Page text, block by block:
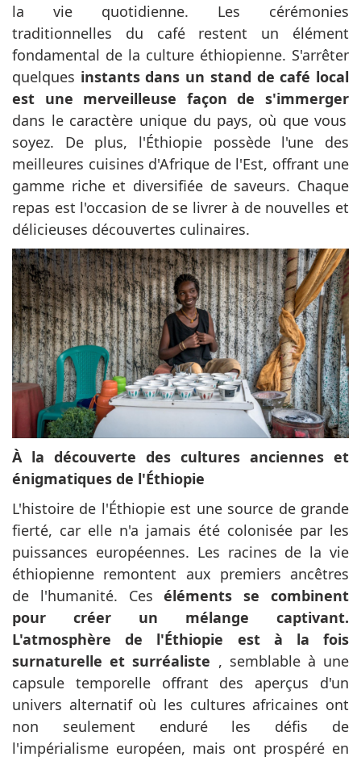
la vie quotidienne. Les cérémonies
traditionnelles du café restent un élément
fondamental de la culture éthiopienne. S'arrêter
quelques instants dans un stand de café local
est une merveilleuse façon de s'immerger
dans le caractère unique du pays, où que vous
soyez. De plus, l'Éthiopie possède l'une des
meilleures cuisines d'Afrique de l'Est, offrant une
gamme riche et diversifiée de saveurs. Chaque
repas est l'occasion de se livrer à de nouvelles et
délicieuses découvertes culinaires.
À la découverte des cultures anciennes et
énigmatiques de l'Éthiopie
L'histoire de l'Éthiopie est une source de grande
fierté, car elle n'a jamais été colonisée par les
puissances européennes. Les racines de la vie
éthiopienne remontent aux premiers ancêtres
de l'humanité. Ceséléments se combinent
pour créer un mélange captivant.
L'atmosphère de l'Éthiopie est à la fois
surnaturelle et surréaliste , semblable à une
capsule temporelle offrant des aperçus d'un
univers alternatif où les cultures africaines ont
non seulement enduré les défis de
l'impérialisme européen, mais ont prospéré en